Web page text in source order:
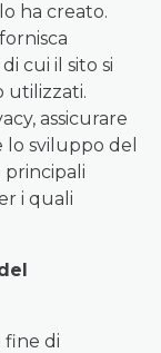
ha creato.
cui il sito si
utilizzati.
assicurare
lo sviluppo del
principali
i quali
fine di